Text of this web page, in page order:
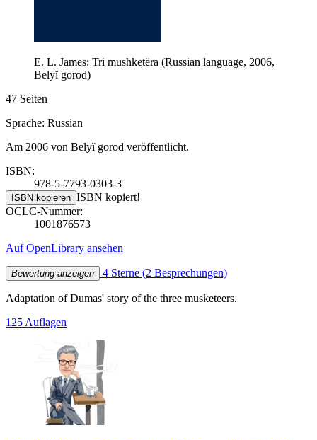
E. L. James: Tri mushketëra (Russian language, 2006,
Belyĭ gorod)
47 Seiten
Sprache: Russian
Am 2006 von Belyĭ gorod veröffentlicht.
ISBN:
978-5-7793-0303-3
ISBN kopieren ISBN kopiert!
OCLC-Nummer:
1001876573
Auf OpenLibrary ansehen
Bewertung anzeigen 4 Sterne (2 Besprechungen)
Adaptation of Dumas' story of the three musketeers.
125 Auflagen